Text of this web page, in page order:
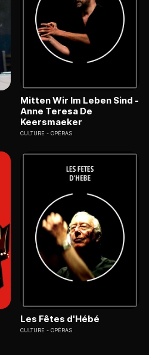
Mitten Wir Im Leben Sind -
Anne Teresa De
Keersmaeker
CULTURE OPÉRAS
Les Fêtes d'Hébé
CULTURE OPÉRAS